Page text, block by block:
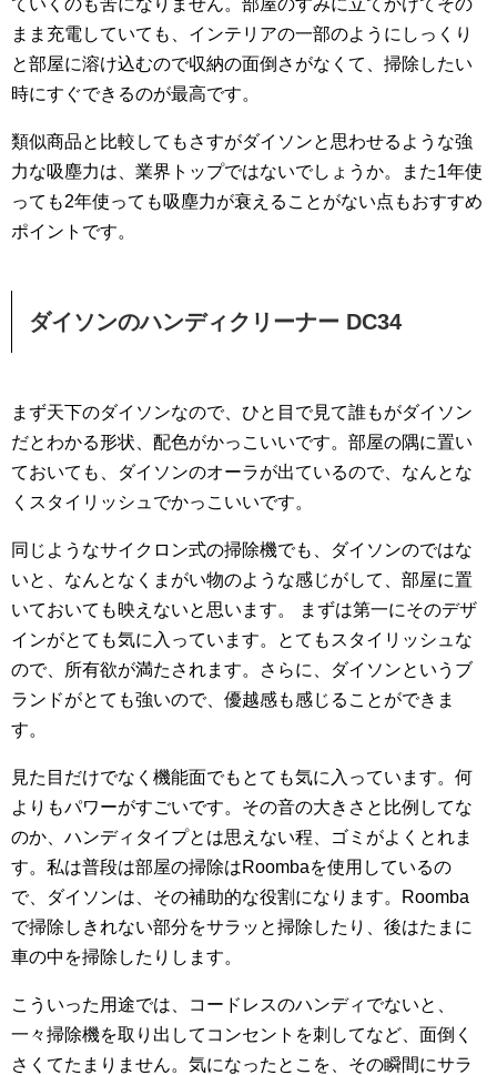
ていくのも苦になりません。部屋のすみに立てかけてその
まま充電していても、インテリアの一部のようにしっくり
と部屋に溶け込むので収納の面倒さがなくて、掃除したい
時にすぐできるのが最高です。
類似商品と比較してもさすがダイソンと思わせるような強
力な吸塵力は、業界トップではないでしょうか。また1年使
っても2年使っても吸塵力が衰えることがない点もおすすめ
ポイントです。
ダイソンのハンディクリーナー DC34
まず天下のダイソンなので、ひと目で見て誰もがダイソン
だとわかる形状、配色がかっこいいです。部屋の隅に置い
ておいても、ダイソンのオーラが出ているので、なんとな
くスタイリッシュでかっこいいです。
同じようなサイクロン式の掃除機でも、ダイソンのではな
いと、なんとなくまがい物のような感じがして、部屋に置
いておいても映えないと思います。 まずは第一にそのデザ
インがとても気に入っています。とてもスタイリッシュな
ので、所有欲が満たされます。さらに、ダイソンというブ
ランドがとても強いので、優越感も感じることができま
す。
見た目だけでなく機能面でもとても気に入っています。何
よりもパワーがすごいです。その音の大きさと比例してな
のか、ハンディタイプとは思えない程、ゴミがよくとれま
す。私は普段は部屋の掃除はRoombaを使用しているの
で、ダイソンは、その補助的な役割になります。Roomba
で掃除しきれない部分をサラッと掃除したり、後はたまに
車の中を掃除したりします。
こういった用途では、コードレスのハンディでないと、
一々掃除機を取り出してコンセントを刺してなど、面倒く
さくてたまりません。気になったとこを、その瞬間にサラ